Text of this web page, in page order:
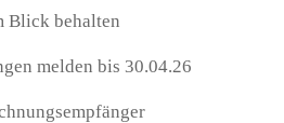
Blick behalten
melden bis 30.04.26